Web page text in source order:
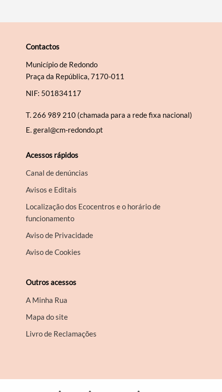
Contactos
Município de Redondo
Praça da República, 7170-011
NIF: 501834117
T. 266 989 210 (chamada para a rede fixa nacional)
E.geral@cm-redondo.pt
Acessos rápidos
Canal de denúncias
Avisos e Editais
Localização dos Ecocentros e o horário de
funcionamento
Aviso de Privacidade
Aviso de Cookies
Outros acessos
A Minha Rua
Mapa do site
Livro de Reclamações